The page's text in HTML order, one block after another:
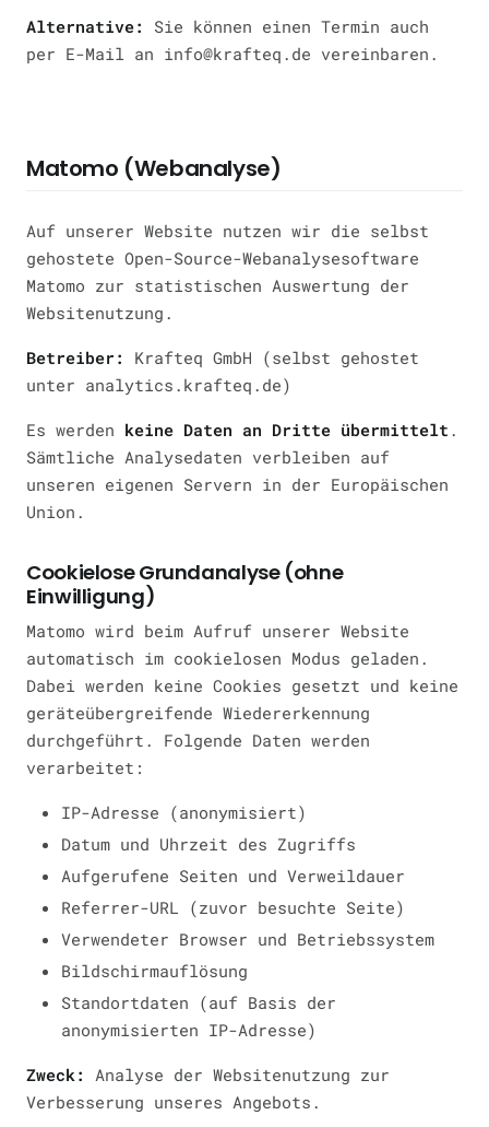
Alternative:
Sie können einen Termin auch
per E-Mail an info@krafteq.de vereinbaren.
Matomo (Webanalyse)
Auf unserer Website nutzen wir die selbst
gehostete Open-Source-Webanalysesoftware
Matomo zur statistischen Auswertung der
Websitenutzung.
Betreiber:
Krafteq GmbH (selbst gehostet
unter analytics.krafteq.de)
Es werden keine Daten an Dritte übermittelt .
Sämtliche Analysedaten verbleiben auf
unseren eigenen Servern in der Europäischen
Union.
Cookielose Grundanalyse (ohne
Einwilligung)
Matomo wird beim Aufruf unserer Website
automatisch im cookielosen Modus geladen.
Dabei werden keine Cookies gesetzt und keine
geräteübergreifende Wiedererkennung
durchgeführt. Folgende Daten werden
verarbeitet:
IP-Adresse (anonymisiert)
Datum und Uhrzeit des Zugriffs
Aufgerufene Seiten und Verweildauer
Referrer-URL (zuvor besuchte Seite)
Verwendeter Browser und Betriebssystem
Bildschirmauflösung
Standortdaten (auf Basis der
anonymisierten IP-Adresse)
Zweck: Analyse der Websitenutzung zur
Verbesserung unseres Angebots.